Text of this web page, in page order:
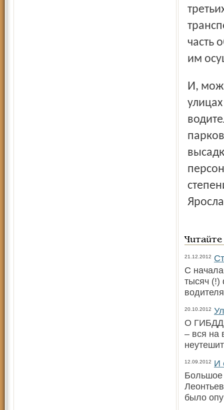
часть
им
И, может быть, ГИББД посчитает нужным организовать на
21.12.2012
С
тысяч (!)
20.10.2012
О ГИБДД
– вся на
12.09.2012
И
Большое
было